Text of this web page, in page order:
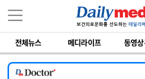
전체뉴스 메디라이프 동영
[서울아산병원] 2026년 하반기 인턴 모집
[영남대학교의료원] 마취통증의학과 임기제 임
[충남대학교병원] 소아청소년과(소아응급전담)